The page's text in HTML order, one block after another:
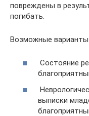
повреждены в
погибать.
Возможные варианты
Состояние
выписки